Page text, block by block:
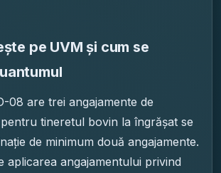
pe UVM și cum se
08 are trei angajamente de
tineretul bovin la îngrășat se
de minimum două angajamente.
aplicarea angajamentului privind